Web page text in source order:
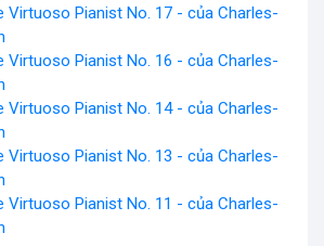
Virtuoso Pianist No. 17 - của Charles-
Virtuoso Pianist No. 16 - của Charles-
Virtuoso Pianist No. 14 - của Charles-
Virtuoso Pianist No. 13 - của Charles-
Virtuoso Pianist No. 11 - của Charles-